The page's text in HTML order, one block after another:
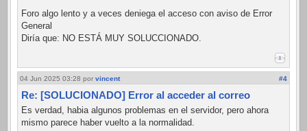
Foro algo lento y a veces deniega el acceso con aviso de Error
General
Diría que: NO ESTÁ MUY SOLUCCIONADO.
04 Jun 2025 03:28 por vincent #4
Re: [SOLUCIONADO] Error al acceder al correo
Es verdad, habia algunos problemas en el servidor, pero ahora
mismo parece haber vuelto a la normalidad.